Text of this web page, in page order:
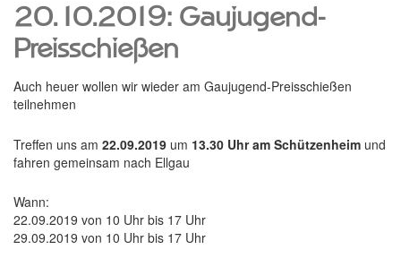
20.10.2019: Gaujugend-
Preisschießen
Auch heuer wollen wir wieder am Gaujugend-Preisschießen
teilnehmen
Treffen uns am 22.09.2019 um 13.30 Uhr am Schützenheim und
fahren gemeinsam nach Ellgau
Wann:
22.09.2019 von 10 Uhr bis 17 Uhr
29.09.2019 von 10 Uhr bis 17 Uhr